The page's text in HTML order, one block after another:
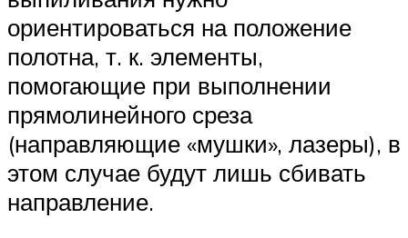
ориентироваться на положение
полотна, т. к. элементы,
помогающие при выполнении
прямолинейного среза
(направляющие «мушки», лазеры), в
этом случае будут лишь сбивать
направление.